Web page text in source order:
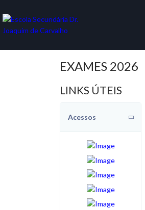
EXAMES 2026
LINKS ÚTEIS
Acessos